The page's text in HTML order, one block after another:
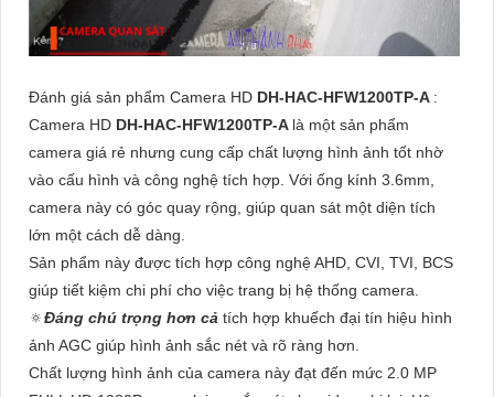
Đánh giá sản phẩm Camera HD DH-HAC-HFW1200TP-A :
Camera HD DH-HAC-HFW1200TP-A là một sản phẩm
camera giá rẻ nhưng cung cấp chất lượng hình ảnh tốt nhờ
vào cấu hình và công nghệ tích hợp. Với ống kính 3.6mm,
camera này có góc quay rộng, giúp quan sát một diện tích
lớn một cách dễ dàng.
Sản phẩm này được tích hợp công nghệ AHD, CVI, TVI, BCS
giúp tiết kiệm chi phí cho việc trang bị hệ thống camera.
🔅Đáng chú trọng hơn cả tích hợp khuếch đại tín hiệu hình
ảnh AGC giúp hình ảnh sắc nét và rõ ràng hơn.
Chất lượng hình ảnh của camera này đạt đến mức 2.0 MP